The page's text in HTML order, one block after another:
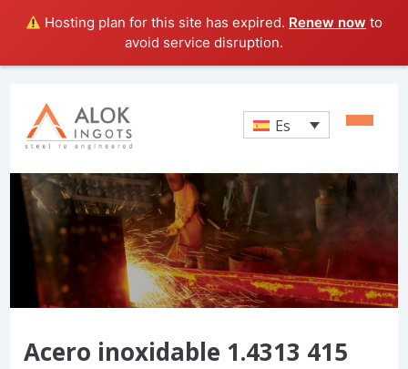
Hosting plan for this site has expired. Renew now to
avoid service disruption.
Es
Acero inoxidable 1.4313 415